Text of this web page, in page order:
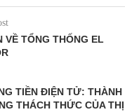
VỀ TỔNG THỐNG EL
TIỀN ĐIỆN TỬ: THÀNH
THÁCH THỨC CỦA THỊ